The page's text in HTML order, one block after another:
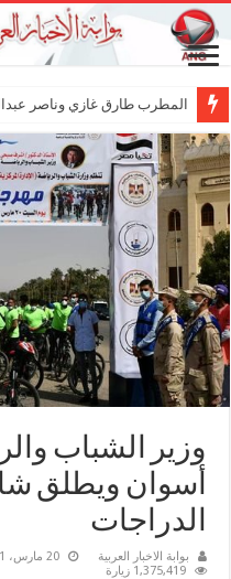
المطرب طارق غازي وناصر
وزير الشباب
أسوان ويطلق
الدراجات
بوابة الاخبار العربية 20 مارس، 2021
1,375,419 زيارة